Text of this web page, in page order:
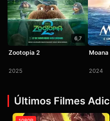
6,7
Zootopia 2
2025
Moana
2024
Últimos Filmes